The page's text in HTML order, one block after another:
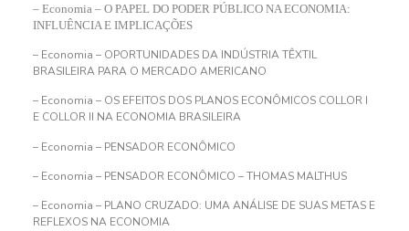
– Economia – O PAPEL DO PODER PÚBLICO NA ECONOMIA:
INFLUÊNCIA E IMPLICAÇÕES
– Economia – OPORTUNIDADES DA INDÚSTRIA TÊXTIL
BRASILEIRA PARA O MERCADO AMERICANO
– Economia – OS EFEITOS DOS PLANOS ECONÔMICOS COLLOR I
E COLLOR II NA ECONOMIA BRASILEIRA
– Economia – PENSADOR ECONÔMICO
– Economia – PENSADOR ECONÔMICO – THOMAS MALTHUS
– Economia – PLANO CRUZADO: UMA ANÁLISE DE SUAS METAS E
REFLEXOS NA ECONOMIA